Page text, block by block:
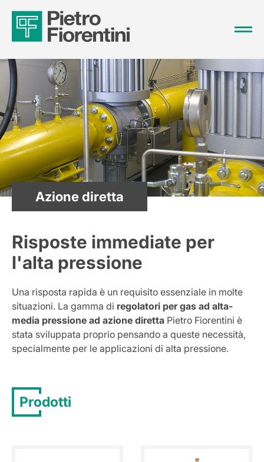
Azione diretta
Risposte immediate per
l'alta pressione
Una risposta rapida è un requisito essenziale in molte
situazioni. La gamma di regolatori per gas ad alta-
media pressione ad azione diretta Pietro Fiorentini è
stata sviluppata proprio pensando a queste necessità,
specialmente per le applicazioni di alta pressione.
Prodotti